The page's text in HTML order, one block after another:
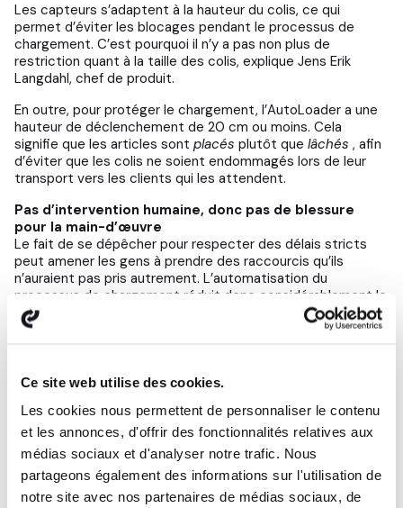
Ce site web utilise des cookies.
Les cookies nous permettent de personnaliser le contenu
et les annonces, d'offrir des fonctionnalités relatives aux
médias sociaux et d'analyser notre trafic. Nous
partageons également des informations sur l'utilisation de
notre site avec nos partenaires de médias sociaux, de
Les capteurs s’adaptent à la hauteur du colis, ce qui
permet d’éviter les blocages pendant le processus de
chargement. C’est pourquoi il n’y a pas non plus de
restriction quant à la taille des colis, explique Jens Erik
Langdahl, chef de produit.
En outre, pour protéger le chargement, l’AutoLoader a une
hauteur de déclenchement de 20 cm ou moins. Cela
signifie que les articles sont placés plutôt que lâchés , afin
d’éviter que les colis ne soient endommagés lors de leur
transport vers les clients qui les attendent.
Pas d’intervention humaine, donc pas de blessure
pour la main-d’œuvre
Le fait de se dépêcher pour respecter des délais stricts
peut amener les gens à prendre des raccourcis qu’ils
n’auraient pas pris autrement. L’automatisation du
processus de chargement réduit donc considérablement le
risque de blessure pour tous les travailleurs concernés.
L’AutoLoader s’occupe de tout le travail physique difficile,
installés sur l’AutoLoader sur demande. Il peut être équipé
d’un signal sonore ou visuel en option pour indiquer que le
convoyeur est en marche. Le convoyeur peut également
être équipé d’une barrière lumineuse qui arrête tout
mouvement si vous vous approchez trop près du convoyeur
en fonctionnement.